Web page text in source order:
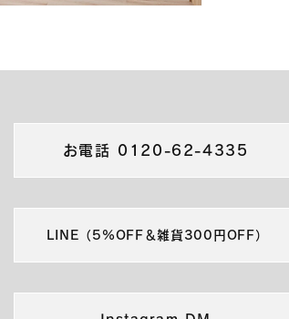
お電話 0120-62-4335
LINE（5%OFF＆雑貨300円OFF）